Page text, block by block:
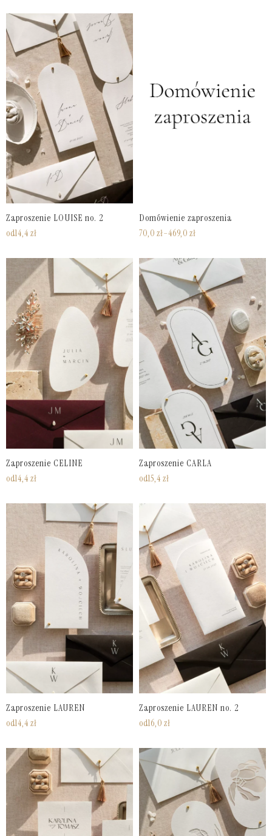
Zaproszenie LOUISE no. 2
od14,4 zł
Domówienie zaproszenia
70,0 zł–469,0 zł
Zaproszenie CELINE
od14,4 zł
Zaproszenie CARLA
od15,4 zł
Zaproszenie LAUREN
od14,4 zł
Zaproszenie LAUREN no. 2
od16,0 zł